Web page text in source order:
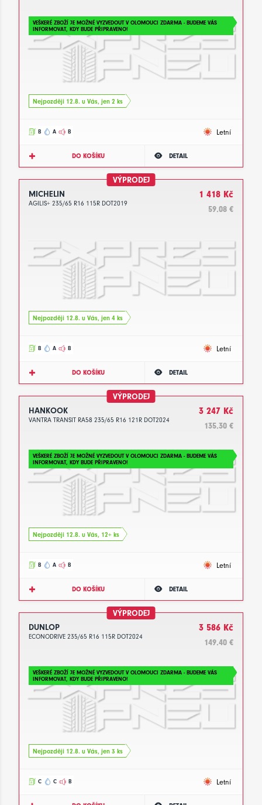
VEŠKERÉ ZBOŽÍ JE MOŽNÉ VYZVEDOUT V OLOMOUCI ZDARMA - BUDEME VÁS
INFORMOVAT, KDY BUDE PŘIPRAVENO!
Nejpozději 12.8. u Vás, jen 2 ks
B A B Letní
DO KOŠÍKU DETAIL
VÝPRODEJ
MICHELIN
AGILIS+ 235/65 R16 115R DOT2019
1 418 Kč
59.08 €
Nejpozději 12.8. u Vás, jen 4 ks
B A B Letní
DO KOŠÍKU DETAIL
VÝPRODEJ
HANKOOK
VANTRA TRANSIT RA58 235/65 R16 121R DOT2024
3 247 Kč
135.30 €
VEŠKERÉ ZBOŽÍ JE MOŽNÉ VYZVEDOUT V OLOMOUCI ZDARMA - BUDEME VÁS
INFORMOVAT, KDY BUDE PŘIPRAVENO!
Nejpozději 12.8. u Vás, 12+ ks
B A B Letní
DO KOŠÍKU DETAIL
VÝPRODEJ
DUNLOP
ECONODRIVE 235/65 R16 115R DOT2024
3 586 Kč
149.40 €
VEŠKERÉ ZBOŽÍ JE MOŽNÉ VYZVEDOUT V OLOMOUCI ZDARMA - BUDEME VÁS
INFORMOVAT, KDY BUDE PŘIPRAVENO!
Nejpozději 12.8. u Vás, jen 3 ks
C C B Letní